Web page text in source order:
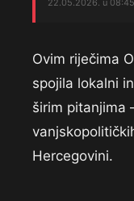
22.05.2026. u 08:45
Ovim riječima
spojila lokalni
širim pitanjima
Hercegovini.